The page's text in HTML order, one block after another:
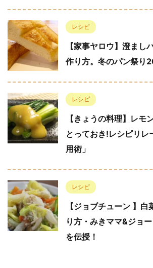
レシピ
【家事ヤロウ】澄まし
作り方。冬のパン祭り
レシピ
【きょうの料理】レモ
とっておき!レシピリレ
用術」
レシピ
【ジョブチューン 】
り方・みきママ&ジョ
を伝授！